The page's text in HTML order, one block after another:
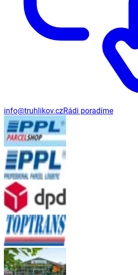
info@truhlikov.czRádi poradíme